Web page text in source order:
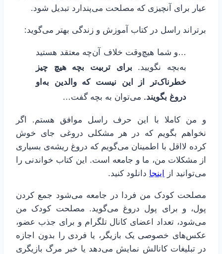
عیار برای آنچیزی که مصلحت می‌پندارد تبدیل شود.
برتراند راسل در کتاب آموزش و زندگی بهتر می‌گوید:
…و شما هیچ‌وقت خلاف آن‌چه معتقد هستید
به‌بچه نگویید. برای تربیت بچه هیچ چیز
خطرناک‌تر از این نیست که والدین به‌او
دروغ بگویند. می‌توان به بچه گفت…
و من کاملا با این حرف راسل موافق هستم. اگر
نخواهم بگویم که در هر مشکلی دروغی جای خوش
کرده لااقل با اطمینان می‌گویم که دروغ ریشه‌ی بسیاری
از مشکلات من، ما و جامعه است. این کتاب خواندنی را
می‌توانید از
اینجا دانلود کنید.
مصلحت کودک من فردا در جامعه می‌شود جمع کردن
پول، و برای پول دروغ می‌گوید. مصلحت کودک من
می‌شود، تعداد اعضای کانال تلگرام و برای جذب عضو،
عکس‌های خصوصی یک بازیگر، یا فردی را بدون اجازه
در تبلیغات کانالش نمایش می‌دهد یا خبر مرگ بازیگری